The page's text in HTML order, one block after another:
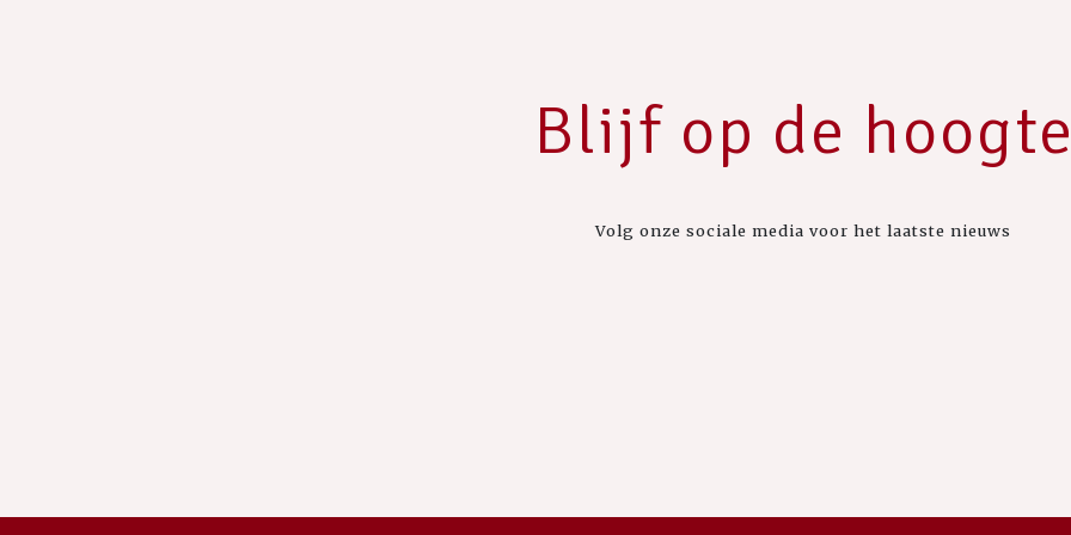
Blijf op de
Volg onze sociale media voor het laatste nieuws